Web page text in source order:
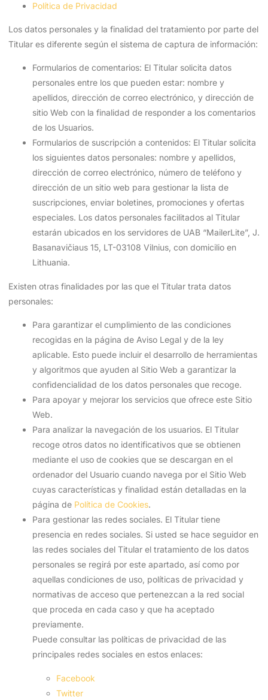
Política de Privacidad
Los datos personales y la finalidad del tratamiento por parte del
Titular es diferente según el sistema de captura de información:
Formularios de comentarios: El Titular solicita datos
personales entre los que pueden estar: nombre y
apellidos, dirección de correo electrónico, y dirección de
sitio Web con la finalidad de responder a los comentarios
de los Usuarios.
Formularios de suscripción a contenidos: El Titular solicita
los siguientes datos personales: nombre y apellidos,
dirección de correo electrónico, número de teléfono y
dirección de un sitio web para gestionar la lista de
suscripciones, enviar boletines, promociones y ofertas
especiales. Los datos personales facilitados al Titular
estarán ubicados en los servidores de UAB “MailerLite”, J.
Basanavičiaus 15, LT-03108 Vilnius, con domicilio en
Lithuania.
Existen otras finalidades por las que el Titular trata datos
personales:
Para garantizar el cumplimiento de las condiciones
recogidas en la página de Aviso Legal y de la ley
aplicable. Esto puede incluir el desarrollo de herramientas
y algoritmos que ayuden al Sitio Web a garantizar la
confidencialidad de los datos personales que recoge.
Para apoyar y mejorar los servicios que ofrece este Sitio
Web.
Para analizar la navegación de los usuarios. El Titular
recoge otros datos no identificativos que se obtienen
mediante el uso de cookies que se descargan en el
ordenador del Usuario cuando navega por el Sitio Web
cuyas características y finalidad están detalladas en la
página de Política de Cookies.
Para gestionar las redes sociales. El Titular tiene
presencia en redes sociales. Si usted se hace seguidor en
las redes sociales del Titular el tratamiento de los datos
personales se regirá por este apartado, así como por
aquellas condiciones de uso, políticas de privacidad y
normativas de acceso que pertenezcan a la red social
que proceda en cada caso y que ha aceptado
previamente.
Puede consultar las políticas de privacidad de las
principales redes sociales en estos enlaces:
Facebook
Twitter